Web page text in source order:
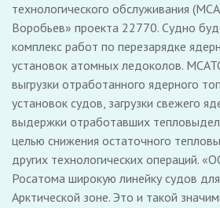
технологического обслуживания
Воробьев» проекта 22770. Судно
комплекс работ по перезарядке
установок атомных ледоколов.
выгрузки отработанного ядерного
установок судов, загрузки свежего
выдержки отработавших
целью снижения остаточного
других технологических операций.
Росатома широкую линейку судов
Арктической зоне. Это и такой